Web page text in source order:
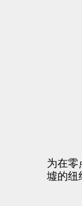
为在零
墟的纽